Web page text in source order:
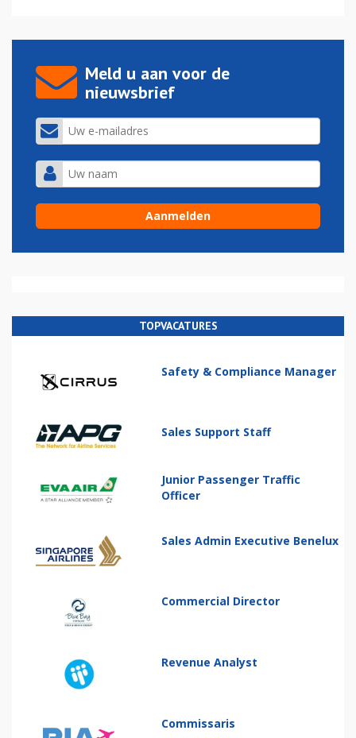
Meld u aan voor de
nieuwsbrief
TOPVACATURES
Safety & Compliance Manager
Sales Support Staff
Junior Passenger Traffic
Officer
Sales Admin Executive Benelux
Commercial Director
Revenue Analyst
Commissaris